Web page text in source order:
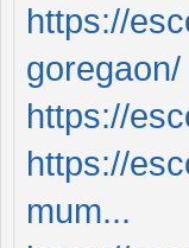
https://
goregaon/
https://
https://
mum...